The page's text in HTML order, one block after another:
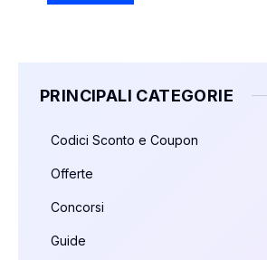
PRINCIPALI CATEGORIE
Codici Sconto e Coupon
Offerte
Concorsi
Guide